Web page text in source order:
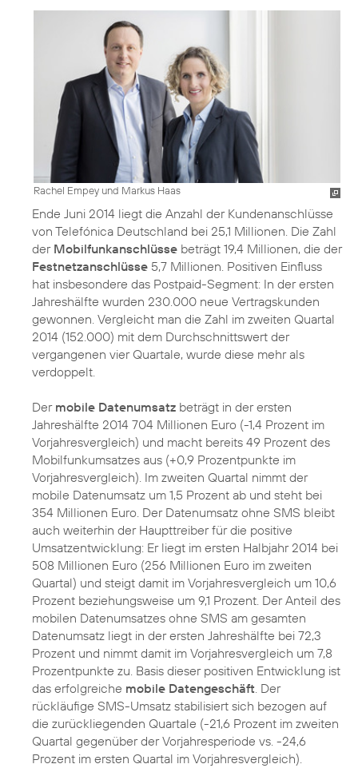
Rachel Empey und Markus Haas
Ende Juni 2014 liegt die Anzahl der Kundenanschlüsse
von Telefónica Deutschland bei 25,1 Millionen. Die Zahl
der Mobilfunkanschlüsse beträgt 19,4 Millionen, die der
Festnetzanschlüsse 5,7 Millionen. Positiven Einfluss
hat insbesondere das Postpaid-Segment: In der ersten
Jahreshälfte wurden 230.000 neue Vertragskunden
gewonnen. Vergleicht man die Zahl im zweiten Quartal
2014 (152.000) mit dem Durchschnittswert der
vergangenen vier Quartale, wurde diese mehr als
verdoppelt.
Der mobile Datenumsatz beträgt in der ersten
Jahreshälfte 2014 704 Millionen Euro (-1,4 Prozent im
Vorjahresvergleich) und macht bereits 49 Prozent des
Mobilfunkumsatzes aus (+0,9 Prozentpunkte im
Vorjahresvergleich). Im zweiten Quartal nimmt der
mobile Datenumsatz um 1,5 Prozent ab und steht bei
354 Millionen Euro. Der Datenumsatz ohne SMS bleibt
auch weiterhin der Haupttreiber für die positive
Umsatzentwicklung: Er liegt im ersten Halbjahr 2014 bei
508 Millionen Euro (256 Millionen Euro im zweiten
Quartal) und steigt damit im Vorjahresvergleich um 10,6
Prozent beziehungsweise um 9,1 Prozent. Der Anteil des
mobilen Datenumsatzes ohne SMS am gesamten
Datenumsatz liegt in der ersten Jahreshälfte bei 72,3
Prozent und nimmt damit im Vorjahresvergleich um 7,8
Prozentpunkte zu. Basis dieser positiven Entwicklung ist
das erfolgreiche mobile Datengeschäft. Der
rückläufige SMS-Umsatz stabilisiert sich bezogen auf
die zurückliegenden Quartale (-21,6 Prozent im zweiten
Quartal gegenüber der Vorjahresperiode vs. -24,6
Prozent im ersten Quartal im Vorjahresvergleich).